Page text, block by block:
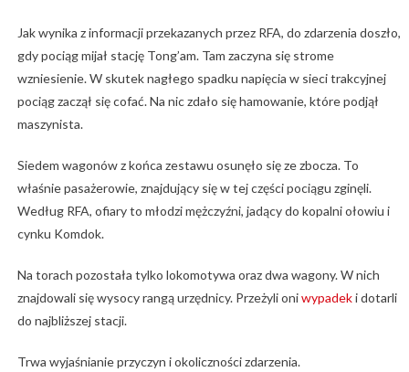
Jak wynika z informacji przekazanych przez RFA, do zdarzenia doszło,
gdy pociąg mijał stację Tong’am. Tam zaczyna się strome
wzniesienie. W skutek nagłego spadku napięcia w sieci trakcyjnej
pociąg zaczął się cofać. Na nic zdało się hamowanie, które podjął
maszynista.
Siedem wagonów z końca zestawu osunęło się ze zbocza. To
właśnie pasażerowie, znajdujący się w tej części pociągu zginęli.
Według RFA, ofiary to młodzi mężczyźni, jadący do kopalni ołowiu i
cynku Komdok.
Na torach pozostała tylko lokomotywa oraz dwa wagony. W nich
znajdowali się wysocy rangą urzędnicy. Przeżyli oniwypadeki dotarli
do najbliższej stacji.
Trwa wyjaśnianie przyczyn i okoliczności zdarzenia.